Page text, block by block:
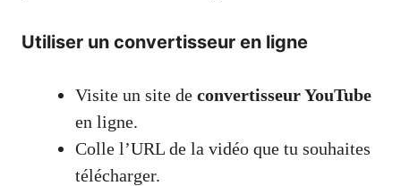
Utiliser un convertisseur en ligne
Visite un site de convertisseur YouTube
en ligne.
Colle l’URL de la vidéo que tu souhaites
télécharger.